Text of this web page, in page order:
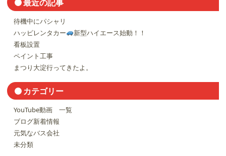
最近の記事
待機中にパシャリ
ハッピレンタカー
新型ハイエース始動！！
看板設置
ペイント工事
まつり大淀行ってきたよ。
カテゴリー
YouTube動画 一覧
ブログ新着情報
元気なバス会社
未分類